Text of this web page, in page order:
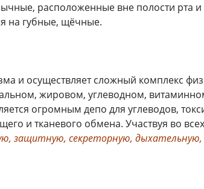
расположенные вне полости
на губные, щёчные.
и осуществляет сложный комплекс
жировом, углеводном,
огромным депо для углеводов,
и тканевого обмена. Участвуя во
защитную, секреторную,